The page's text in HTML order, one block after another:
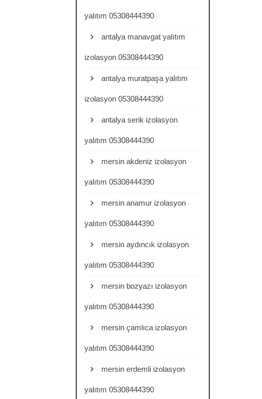
yalıtım 05308444390
antalya manavgat yalıtım
izolasyon 05308444390
antalya muratpaşa yalıtım
izolasyon 05308444390
antalya serik izolasyon
yalıtım 05308444390
mersin akdeniz izolasyon
yalıtım 05308444390
mersin anamur izolasyon
yalıtım 05308444390
mersin aydıncık izolasyon
yalıtım 05308444390
mersin bozyazı izolasyon
yalıtım 05308444390
mersin çamlıca izolasyon
yalıtım 05308444390
mersin erdemli izolasyon
yalıtım 05308444390